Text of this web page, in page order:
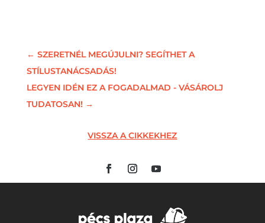
← SZERETNÉL MEGÚJULNI? SEGÍTHET A
STÍLUSTANÁCSADÁS!
LEGYEN IDÉN EZ A FOGADALMAD - VÁSÁROLJ
TUDATOSAN! →
VISSZA A CIKKEKHEZ